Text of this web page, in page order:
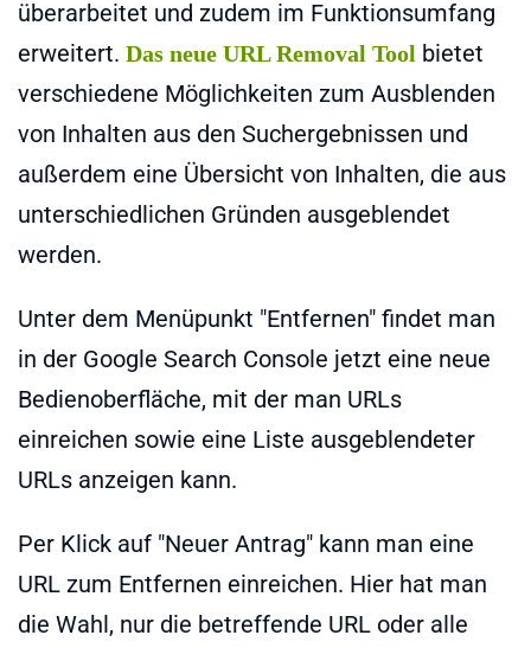
überarbeitet und zudem im Funktionsumfang
erweitert. Das neue URL Removal Tool bietet
verschiedene Möglichkeiten zum Ausblenden
von Inhalten aus den Suchergebnissen und
außerdem eine Übersicht von Inhalten, die aus
unterschiedlichen Gründen ausgeblendet
werden.
Unter dem Menüpunkt "Entfernen" findet man
in der Google Search Console jetzt eine neue
Bedienoberfläche, mit der man URLs
einreichen sowie eine Liste ausgeblendeter
URLs anzeigen kann.
Per Klick auf "Neuer Antrag" kann man eine
URL zum Entfernen einreichen. Hier hat man
die Wahl, nur die betreffende URL oder alle